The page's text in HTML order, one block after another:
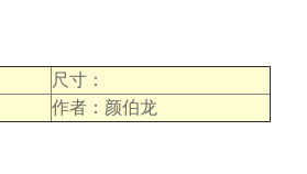
尺寸：
作者：颜伯龙